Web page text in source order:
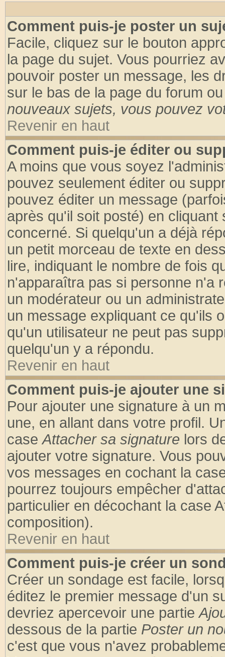
Comment puis-je poster un
Facile, cliquez sur le bouton
la page du sujet. Vous pourriez
pouvoir poster un message, les
sur le bas de la page du forum
nouveaux sujets, vous pouvez
Revenir en haut
Comment puis-je éditer ou
A moins que vous soyez
pouvez seulement éditer ou
pouvez éditer un message
après qu'il soit posté) en
concerné. Si quelqu'un a déjà
un petit morceau de texte en
lire, indiquant le nombre de fois
n'apparaîtra pas si personne n'a
un modérateur ou un
un message expliquant ce qu'ils
qu'un utilisateur ne peut pas
quelqu'un y a répondu.
Revenir en haut
Comment puis-je ajouter une
Pour ajouter une signature à un
une, en allant dans votre profil.
caseAttacher sa signature lors
ajouter votre signature. Vous
vos messages en cochant la
pourrez toujours empêcher
particulier en décochant la case
composition).
Revenir en haut
Comment puis-je créer un
Créer un sondage est facile,
éditez le premier message d'un
devriez apercevoir une partie
dessous de la partie Poster un
c'est que vous n'avez